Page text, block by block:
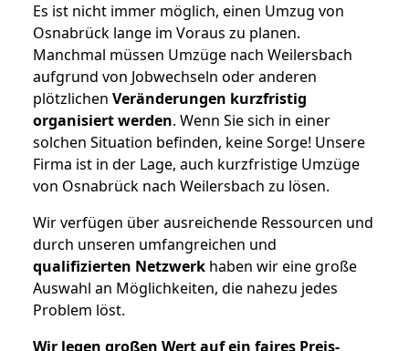
Es ist nicht immer möglich, einen Umzug von
Osnabrück lange im Voraus zu planen.
Manchmal müssen Umzüge nach Weilersbach
aufgrund von Jobwechseln oder anderen
plötzlichen Veränderungen kurzfristig
organisiert werden. Wenn Sie sich in einer
solchen Situation befinden, keine Sorge! Unsere
Firma ist in der Lage, auch kurzfristige Umzüge
von Osnabrück nach Weilersbach zu lösen.
Wir verfügen über ausreichende Ressourcen und
durch unseren umfangreichen und
qualifizierten Netzwerk haben wir eine große
Auswahl an Möglichkeiten, die nahezu jedes
Problem löst.
Wir legen großen Wert auf ein faires Preis-